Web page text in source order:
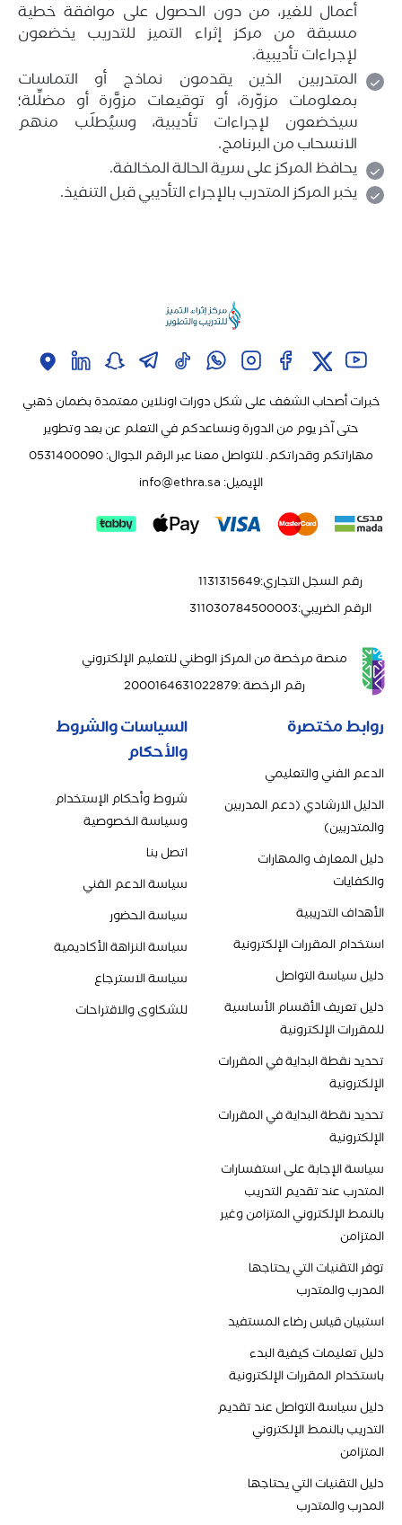
أعمال للغير، من دون الحصول على موافقة خطية
مسبقة من مركز إثراء التميز للتدريب يخضعون
لإجراءات تأديبية.
المتدربين الذين يقدمون نماذج أو التماسات
بمعلومات مزوّرة، أو توقيعات مزوَّرة أو مضلِّلة؛
سيخضعون لإجراءات تأديبية، وسيُطلَب منهم
الانسحاب من البرنامج.
يحافظ المركز على سرية الحالة المخالفة.
يخبر المركز المتدرب بالإجراء التأديبي قبل التنفيذ.
خبرات أصحاب الشغف على شكل دورات اونلاين معتمدة بضمان ذهبي
حتى آخر يوم من الدورة ونساعدكم في التعلم عن بعد وتطوير
مهاراتكم وقدراتكم. للتواصل معنا عبر الرقم الجوال: 0531400090
الإيميل: info@ethra.sa
رقم السجل التجاري:
1131315649
الرقم الضريبي:
311030784500003
منصة مرخصة من المركز الوطني للتعليم الإلكتروني
رقم الرخصة:
2000164631022879
روابط مختصرة
الدعم الفني والتعليمي
الدليل الارشادي (دعم المدربين
والمتدربين)
دليل المعارف والمهارات
والكفايات
الأهداف التدريبية
استخدام المقررات الإلكترونية
دليل سياسة التواصل
دليل تعريف الأقسام الأساسية
للمقررات الإلكترونية
تحديد نقطة البداية في المقررات
الإلكترونية
تحديد نقطة البداية في المقررات
الإلكترونية
سياسة الإجابة على استفسارات
المتدرب عند تقديم التدريب
بالنمط الإلكتروني المتزامن وغير
المتزامن
توفر التقنيات التي يحتاجها
المدرب والمتدرب
استبيان قياس رضاء المستفيد
دليل تعليمات كيفية البدء
باستخدام المقررات الإلكترونية
دليل سياسة التواصل عند تقديم
التدريب بالنمط الإلكتروني
المتزامن
دليل التقنيات التي يحتاجها
المدرب والمتدرب
السياسات والشروط
والأحكام
شروط وأحكام الإستخدام
وسياسة الخصوصية
اتصل بنا
سياسة الدعم الفني
سياسة الحضور
سياسة النزاهة الأكاديمية
سياسة الاسترجاع
للشكاوى والاقتراحات